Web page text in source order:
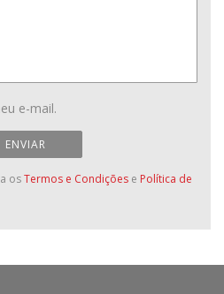
e-mail.
ENVIAR
osTermos e Condições e Política de